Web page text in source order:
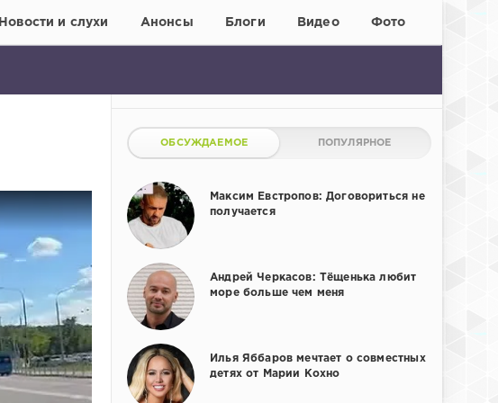
Новости и слухи Анонсы Блоги Видео Фото
ОБСУЖДАЕМОЕ ПОПУЛЯРНОЕ
Максим Евстропов: Договориться не
получается
Андрей Черкасов: Тёщенька любит
море больше чем меня
Илья Яббаров мечтает о совместных
детях от Марии Кохно